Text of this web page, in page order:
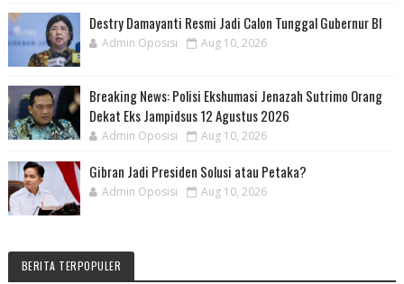
Destry Damayanti Resmi Jadi Calon Tunggal Gubernur BI
Admin Oposisi Aug 10, 2026
Breaking News: Polisi Ekshumasi Jenazah Sutrimo Orang
Dekat Eks Jampidsus 12 Agustus 2026
Admin Oposisi Aug 10, 2026
Gibran Jadi Presiden Solusi atau Petaka?
Admin Oposisi Aug 10, 2026
BERITA TERPOPULER